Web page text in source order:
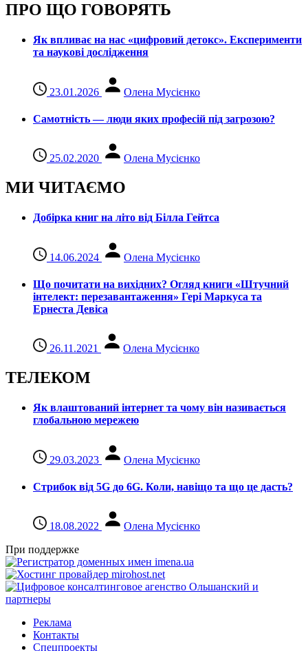
ПРО ЩО ГОВОРЯТЬ
Як впливає на нас «цифровий детокс». Експерименти
та наукові дослідження
23.01.2026 Олена Мусієнко
Самотність — люди яких професій під загрозою?
25.02.2020 Олена Мусієнко
МИ ЧИТАЄМО
Добірка книг на літо від Білла Гейтса
14.06.2024 Олена Мусієнко
Що почитати на вихідних? Огляд книги «Штучний
інтелект: перезавантаження» Гері Маркуса та
Ернеста Девіса
26.11.2021 Олена Мусієнко
ТЕЛЕКОМ
Як влаштований інтернет та чому він називається
глобальною мережею
29.03.2023 Олена Мусієнко
Стрибок від 5G до 6G. Коли, навіщо та що це даcть?
18.08.2022
Олена Мусієнко
При поддержке
Реклама
Контакты
Спецпроекты